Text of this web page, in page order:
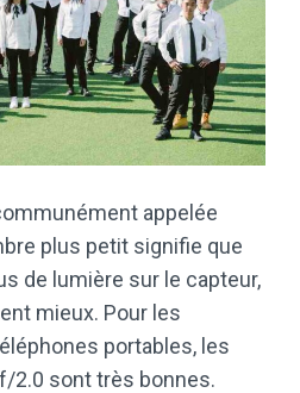
appelée
plus petit signifie que
de lumière sur le capteur,
mieux. Pour les
portables, les
2.0 sont très bonnes.